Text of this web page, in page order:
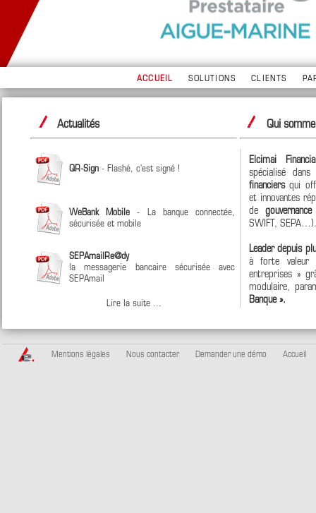
ACCUEIL SOLUTIONS CLIENTS
Actualités
QR-Sign - Flashé, c'est signé !
WeBank Mobile- La banque connectée,
sécurisée et mobile
SEPAmailRe@dy
la messagerie bancaire sécurisée avec
SEPAmail
Lire la suite ...
Qui
Elcimai
spécialisé
financiersqui
et innovantes
de
SWIFT, SEPA…).
Leader depuis
à forte valeur
entreprises »
modulaire,
Banque ».
Mentions légales Nous contacter Demander une démo Accueil